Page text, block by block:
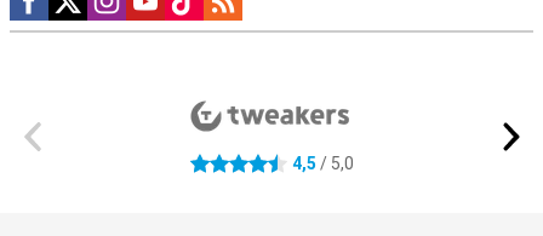
4.5 sterren 4,5 / 5,0